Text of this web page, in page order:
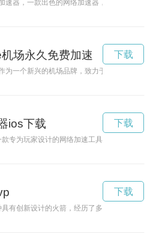
速器，一款出色的网络加速器，它为用户提供
场永久免费加速
为一个新兴的机场品牌，致力于打造最优质的
下载
ios下载
专为玩家设计的网络加速工具，可以提供稳
下载
有创新设计的火箭，经历了多年的发展历程
下载